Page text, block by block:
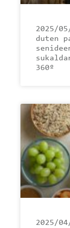
2025/
duten
360º
2025/